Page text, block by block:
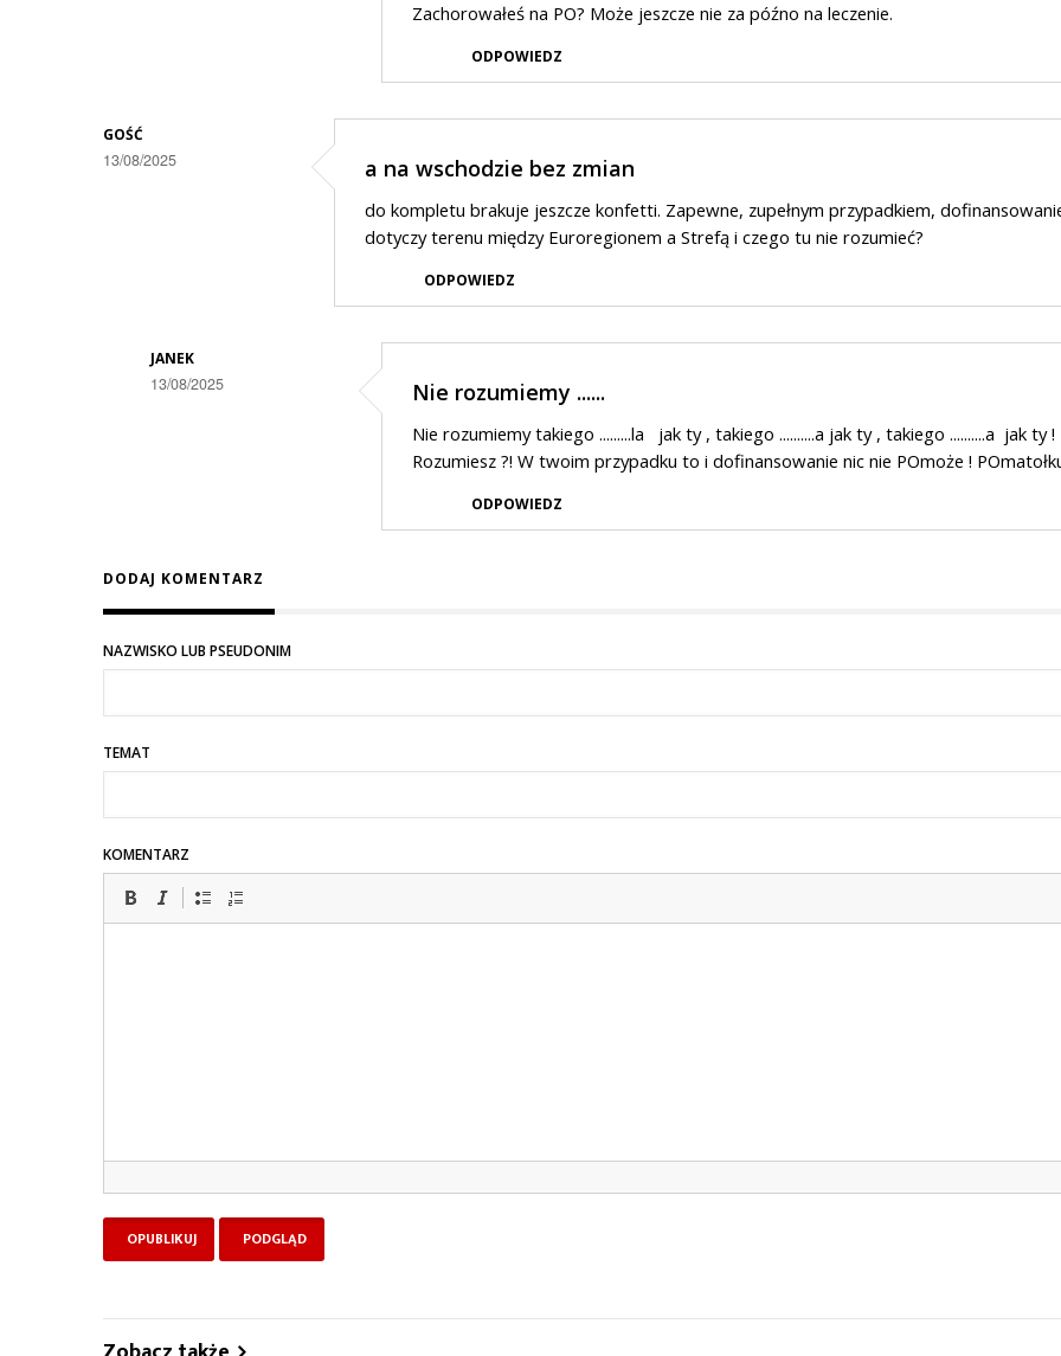
na
!
Zachorowałeś na PO? Może jeszcze nie za późno na leczenie.
ODPOWIEDZ
GOŚĆ
13/08/2025 a na wschodzie bez zmian
do kompletu brakuje jeszcze konfetti. Zapewne, zupełnym przypadkiem,
dotyczy terenu między Euroregionem a Strefą i czego tu nie rozumieć?
ODPOWIEDZ
JANEK
13/08/2025
na
na
Nie rozumiemy ......
Nie rozumiemy takiego .........la jak ty , takiego ..........a jak ty , takiego ..........a jak ty !
Rozumiesz ?! W twoim przypadku to i dofinansowanie nic nie POmoże !
ODPOWIEDZ
DODAJ KOMENTARZ
NAZWISKO LUB PSEUDONIM
TEMAT
KOMENTARZ